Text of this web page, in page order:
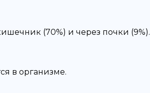
(70%) и через почки (9%).
в организме.